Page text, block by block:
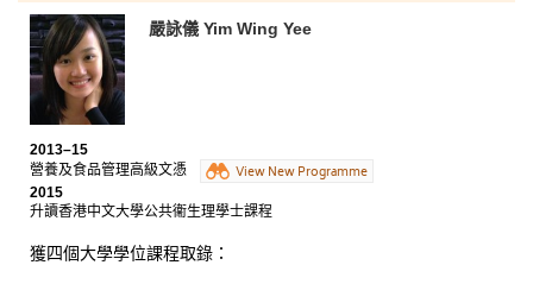
香港中文大學兩年制性別研究社會科學學士
香港城市大學心理學榮譽社會科學學士三年級
香港城市大學應用社會學榮譽社會科學學士
加拿大多倫多大學（University of Toronto）心理學榮譽社
加拿大西安大略大學（Western University）社會科學學士
（Bachelor of Social Sciences）高年級入學
是，在我而言，此乃追夢的踏腳石。課程不但深化我對
嚴詠儀 Yim Wing Yee
2013–15
營養及食品管理高級文憑
View New Programme
2015
升讀香港中文大學公共衞生理學士課程
獲四個大學學位課程取錄：